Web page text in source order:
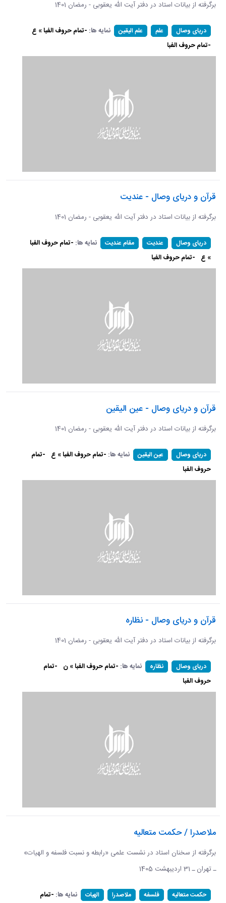
برگرفته از بیانات استاد در دفتر آیت الله یعقوبی - رمضان 1401
دریای وصال علم علم الیقین نمایه ها: -تمام حروف الفبا » ع
-تمام حروف الفبا
قرآن و دریای وصال - عندیت
برگرفته از بیانات استاد در دفتر آیت الله یعقوبی - رمضان 1401
دریای وصال عندیت مقام عندیت نمایه ها: -تمام حروف الفبا
» ع -تمام حروف الفبا
قرآن و دریای وصال - عین الیقین
برگرفته از بیانات استاد در دفتر آیت الله یعقوبی - رمضان 1401
دریای وصال عین الیقین نمایه ها: -تمام حروف الفبا » ع -تمام
حروف الفبا
قرآن و دریای وصال - نظاره
برگرفته از بیانات استاد در دفتر آیت الله یعقوبی - رمضان 1401
دریای وصال نظاره نمایه ها: -تمام حروف الفبا » ن -تمام
حروف الفبا
ملاصدرا / حکمت متعالیه
برگرفته از سخنان استاد در نشست علمی «رابطه و نسبت فلسفه و الهیات»
ـ تهران ـ 31 اردیبهشت 1405
حکمت متعالیه فلسفه ملاصدرا الهیات نمایه ها: -تمام